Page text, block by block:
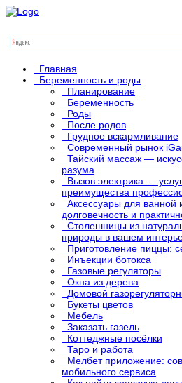
Главная
Беременность и роды
Планирование
Беременность
Роды
После родов
Грудное вскармливание
Современный рынок
Тайский массаж —
разума
Вызов электрика —
преимущества
Аксессуары для ванной
долговечность и
Столешницы из
природы в вашем
Приготовление пиццы:
Инъекции ботокса
Газовые регуляторы
Окна из дерева
Домовой
Букеты цветов
Мебель
Заказать газель
Коттеджные посёлки
Таро и работа
Мелбет приложение:
мобильного сервиса